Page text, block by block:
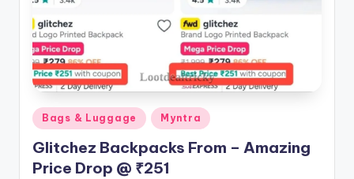
Posted
in
Bags & Luggage Myntra
Glitchez Backpacks From – Amazing
Price Drop @ ₹251